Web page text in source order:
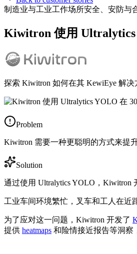
制造业与工业工作场所安全、安防与
Kiwitron 使用 Ultralytics
探索 Kiwitron 如何在其 KewiEye 解
Problem
Kiwitron 需要一种更聪明的方式来提
Solution
通过使用 Ultralytics YOLO，Kiwitron
工业车间环境繁忙，叉车和工人在近
为了应对这一问题，Kiwitron 开发了
提供 heatmaps 和险情接近报告等洞察